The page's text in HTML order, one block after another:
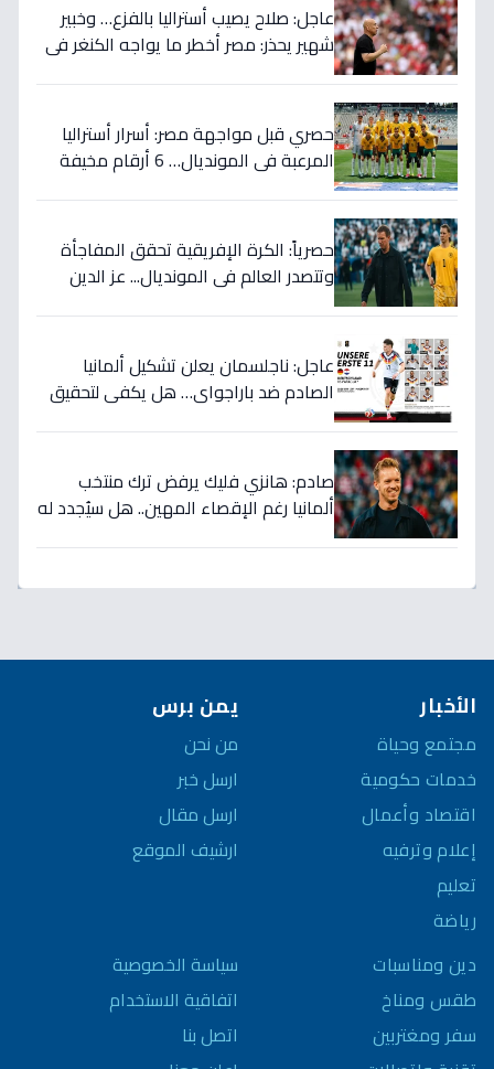
عاجل: صلاح يصيب أستراليا بالفزع… وخبير
شهير يحذر: مصر أخطر ما يواجه الكنغر في
حصري قبل مواجهة مصر: أسرار أستراليا
المرعبة في المونديال… 6 أرقام مخيفة
حصرياً: الكرة الإفريقية تحقق المفاجأة
وتتصدر العالم في المونديال... عز الدين
عاجل: ناجلسمان يعلن تشكيل ألمانيا
الصادم ضد باراجواي… هل يكفي لتحقيق
صادم: هانزي فليك يرفض ترك منتخب
ألمانيا رغم الإقصاء المهين.. هل سيُجدد له
الأخبار
مجتمع وحياة
خدمات حكومية
اقتصاد وأعمال
إعلام وترفيه
تعليم
رياضة
دين ومناسبات
طقس ومناخ
سفر ومغتربين
يمن برس
من نحن
ارسل خبر
ارسل مقال
ارشيف الموقع
سياسة الخصوصية
اتفاقية الاستخدام
اتصل بنا